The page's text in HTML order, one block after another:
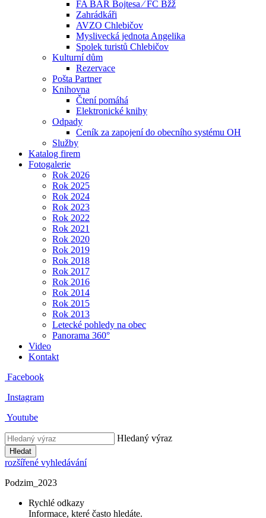
FA BAR Bojtesa ⁄ FC Bžž
Zahrádkáři
AVZO Chlebičov
Myslivecká jednota Angelika
Spolek turistů Chlebičov
Kulturní dům
Rezervace
Pošta Partner
Knihovna
Čtení pomáhá
Elektronické knihy
Odpady
Ceník za zapojení do obecního systému OH
Služby
Katalog firem
Fotogalerie
Rok 2026
Rok 2025
Rok 2024
Rok 2023
Rok 2022
Rok 2021
Rok 2020
Rok 2019
Rok 2018
Rok 2017
Rok 2016
Rok 2014
Rok 2015
Rok 2013
Letecké pohledy na obec
Panorama 360°
Video
Kontakt
Facebook
Instagram
Youtube
Hledaný výraz
Hledat
rozšířené vyhledávání
Podzim_2023
Rychlé odkazy
Informace, které často hledáte.